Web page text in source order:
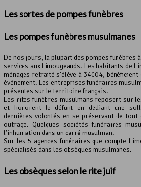
Les sortes de pompes funèbres
Lespompes funèbresmusulmanes
De nos jours, la plupart des pompes funèbres
services aux Limougeauds. Les habitants de
ménages retraité s’élève à 34004,
événement. Les entreprises funéraires
présentes sur le territoire français.
Les rites funèbres musulmans reposent sur
et honorent le défunt en dédiant une
dernières volontés en se préservant de tout
outrage. Quelques sociétés funéraires
l’inhumation dans un carré musulman.
Sur les 5 agences funéraires que compte
spécialisés dans les obsèques musulmanes.
Les obsèques selon le rite juif